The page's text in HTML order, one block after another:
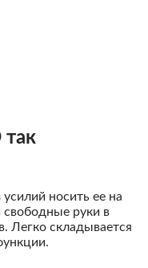
так
носить ее на
свободные руки в
Легко складывается